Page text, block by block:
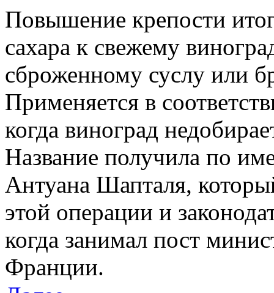
Повышение крепости
сахара к свежему
сброженному суслу или
Применяется в
когда виноград
Название получила по
Антуана Шапталя,
этой операции и
когда занимал пост
Франции.